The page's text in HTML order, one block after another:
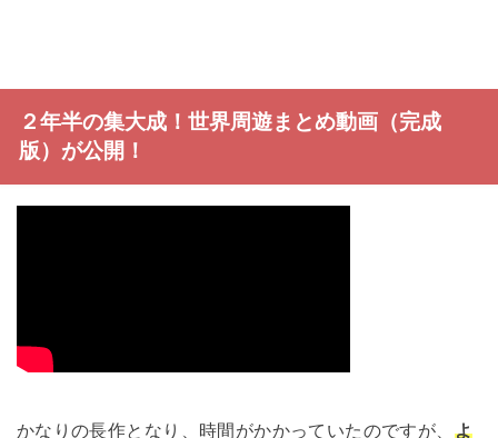
２年半の集大成！世界周遊まとめ動画（完成
版）が公開！
かなりの長作となり、時間がかかっていたのですが、 よ